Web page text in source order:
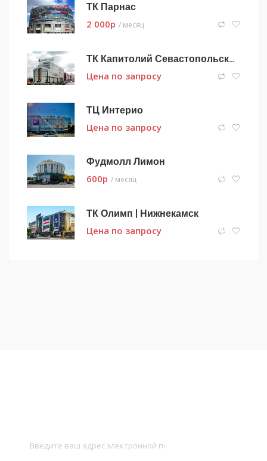
ТК Парнас
2 000p / месяц
ТК Капитолий Севастопольский
Цена по запросу
ТЦ Интерио
Цена по запросу
Фудмолл Лимон
600p / месяц
ТК Олимп | Нижнекамск
Цена по запросу